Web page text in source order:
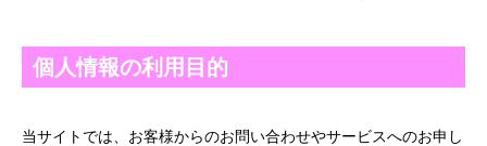
個人情報の利用目的
当サイトでは、お客様からのお問い合わせやサービスへのお申し